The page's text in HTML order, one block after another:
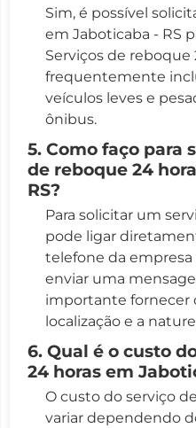
Sim, é possível
em Jaboticaba - RS
Serviços de reboque
frequentemente
veículos leves e
ônibus.
5. Como faço para
de reboque 24
RS?
Para solicitar um
pode ligar
telefone da
enviar uma
importante fornecer
localização e a
6. Qual é o custo
24 horas em
O custo do serviço
variar dependendo